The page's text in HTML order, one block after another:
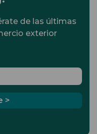
de las últimas
exterior